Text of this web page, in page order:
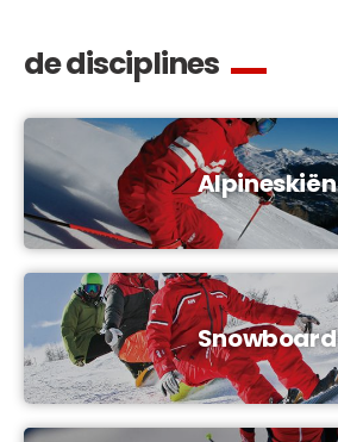
de disciplines
Alpineskiën
Snowboard